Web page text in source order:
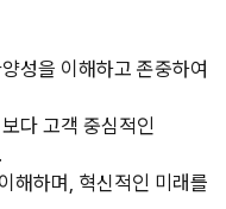
성을 이해하고 존중하여
다 고객 중심적인
해하며, 혁신적인 미래를